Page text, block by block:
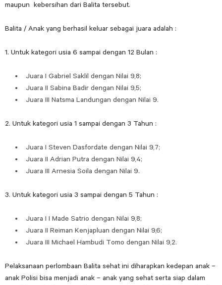
maupun kebersihan dari Balita tersebut.
Balita / Anak yang berhasil keluar sebagai juara adalah :
1. Untuk kategori usia 6 sampai dengan 12 Bulan :
Juara I Gabriel Saklil dengan Nilai 9,8;
Juara II Sabina Badir dengan Nilai 9,5;
Juara III Natsma Landungan dengan Nilai 9.
2. Untuk kategori usia 1 sampai dengan 3 Tahun :
Juara I Steven Dasfordate dengan Nilai 9,7;
Juara II Adrian Putra dengan Nilai 9,4;
Juara III Arnesia Soila dengan Nilai 9.
3. Untuk kategori usia 3 sampai dengan 5 Tahun :
Juara I I Made Satrio dengan Nilai 9,8;
Juara II Reiman Kenjapluan dengan Nilai 9,6;
Juara III Michael Hambudi Tomo dengan Nilai 9,2.
Pelaksanaan perlombaan Balita sehat ini diharapkan kedepan anak –
anak Polisi bisa menjadi anak – anak yang sehat serta siap dalam